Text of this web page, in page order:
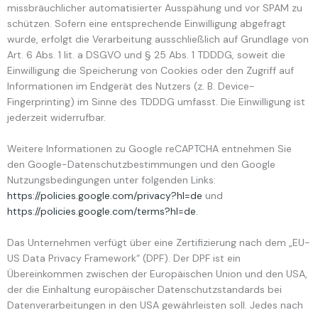
missbräuchlicher automatisierter Ausspähung und vor SPAM zu
schützen. Sofern eine entsprechende Einwilligung abgefragt
wurde, erfolgt die Verarbeitung ausschließlich auf Grundlage von
Art. 6 Abs. 1 lit. a DSGVO und § 25 Abs. 1 TDDDG, soweit die
Einwilligung die Speicherung von Cookies oder den Zugriff auf
Informationen im Endgerät des Nutzers (z. B. Device-
Fingerprinting) im Sinne des TDDDG umfasst. Die Einwilligung ist
jederzeit widerrufbar.
Weitere Informationen zu Google reCAPTCHA entnehmen Sie
den Google-Datenschutzbestimmungen und den Google
Nutzungsbedingungen unter folgenden Links:
https://policies.google.com/privacy?hl=de und
https://policies.google.com/terms?hl=de.
Das Unternehmen verfügt über eine Zertifizierung nach dem „EU-
US Data Privacy Framework“ (DPF). Der DPF ist ein
Übereinkommen zwischen der Europäischen Union und den USA,
der die Einhaltung europäischer Datenschutzstandards bei
Datenverarbeitungen in den USA gewährleisten soll. Jedes nach